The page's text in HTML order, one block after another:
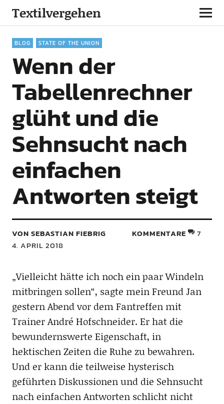
Textilvergehen
BLOG STATE OF THE UNION
Wenn der
Tabellenrechner
glüht und die
Sehnsucht nach
einfachen
Antworten steigt
VON SEBASTIAN FIEBRIG
4. APRIL 2018
KOMMENTARE 7
„Vielleicht hätte ich noch ein paar Windeln
mitbringen sollen“, sagte mein Freund Jan
gestern Abend vor dem Fantreffen mit
Trainer André Hofschneider. Er hat die
bewundernswerte Eigenschaft, in
hektischen Zeiten die Ruhe zu bewahren.
Und er kann die teilweise hysterisch
geführten Diskussionen und die Sehnsucht
nach einfachen Antworten schlicht nicht